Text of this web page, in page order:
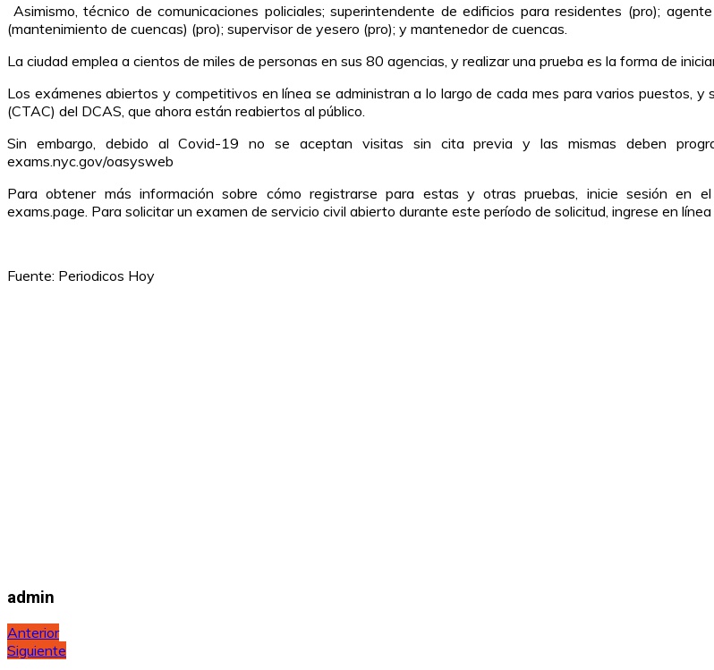
Asimismo, técnico de comunicaciones policiales; superintendente de edificios para residentes (pro);
(mantenimiento de cuencas) (pro); supervisor de yesero (pro); y mantenedor de cuencas.
La ciudad emplea a cientos de miles de personas en sus 80 agencias, y realizar una prueba es la forma de
Los exámenes abiertos y competitivos en línea se administran a lo largo de cada mes para varios puestos,
(CTAC) del DCAS, que ahora están reabiertos al público.
Sin embargo, debido al Covid-19 no se aceptan visitas sin cita previa y las mismas deben
exams.nyc.gov/oasysweb
Para obtener más información sobre cómo registrarse para estas y otras pruebas, inicie sesión en el
exams.page. Para solicitar un examen de servicio civil abierto durante este período de solicitud, ingrese en
Fuente: Periodicos Hoy
admin
Navegación
de
Anterior
Siguiente